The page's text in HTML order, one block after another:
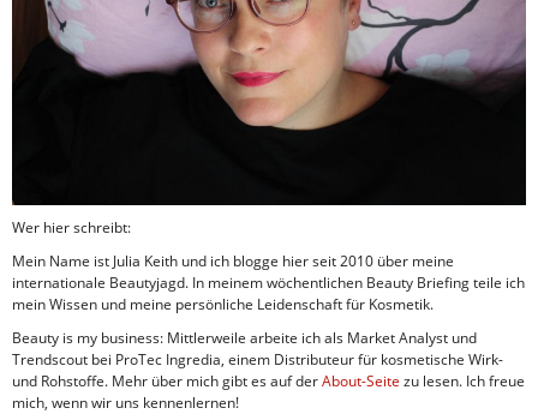
Wer hier schreibt:
Mein Name ist Julia Keith und ich blogge hier seit 2010 über meine
internationale Beautyjagd. In meinem wöchentlichen Beauty Briefing teile ich
mein Wissen und meine persönliche Leidenschaft für Kosmetik.
Beauty is my business: Mittlerweile arbeite ich als Market Analyst und
Trendscout bei ProTec Ingredia, einem Distributeur für kosmetische Wirk-
und Rohstoffe. Mehr über mich gibt es auf derAbout-Seite zu lesen. Ich freue
mich, wenn wir uns kennenlernen!